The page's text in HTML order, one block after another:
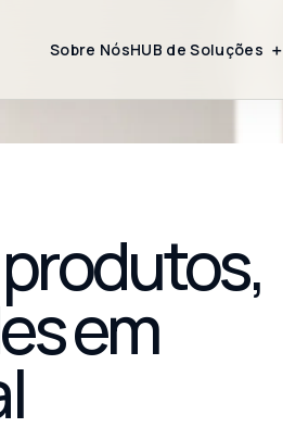
Sobre NósHUB de Soluções ＋
em